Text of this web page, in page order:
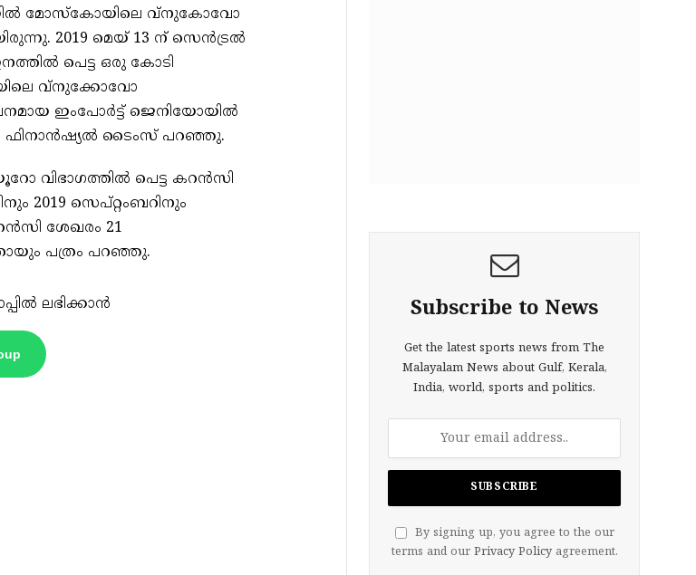
മോസ്‌കോയിലെ വ്‌നുകോവോ
2019 മെയ് 13 ന് സെന്‍ട്രല്‍
പെട്ട ഒരു കോടി
വ്‌നുക്കോവോ
ഇംപോര്‍ട്ട് ജെനിയോയില്‍
ഫിനാന്‍ഷ്യല്‍ ടൈംസ് പറഞ്ഞു.
വിഭാഗത്തില്‍ പെട്ട കറന്‍സി
2019 സെപ്റ്റംബറിനും
ശേഖരം 21
പത്രം പറഞ്ഞു.
ലഭിക്കാൻ Subscribe to News
Get the latest sports news from The
Malayalam News about Gulf, Kerala,
India, world, sports and politics.
By signing up, you agree to the our
terms and our Privacy Policyagreement.